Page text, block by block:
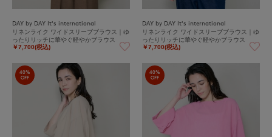
DAY by DAY It's international
リネンライク ワイドスリーブブラウス｜ゆ
ったりリッチに華やぐ軽やかブラウス
￥7,700(税込)
DAY by DAY It's international
リネンライク ワイドスリーブブラウス｜ゆ
ったりリッチに華やぐ軽やかブラウス
￥7,700(税込)
40%
OFF
40%
OFF